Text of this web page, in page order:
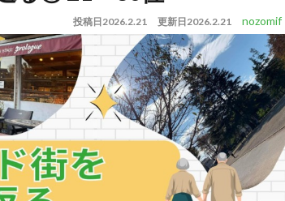
投稿日2026.2.21 更新日2026.2.21 nozomif